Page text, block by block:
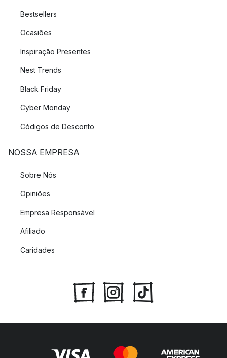
Bestsellers
Ocasiões
Inspiração Presentes
Nest Trends
Black Friday
Cyber Monday
Códigos de Desconto
NOSSA EMPRESA
Sobre Nós
Opiniões
Empresa Responsável
Afiliado
Caridades